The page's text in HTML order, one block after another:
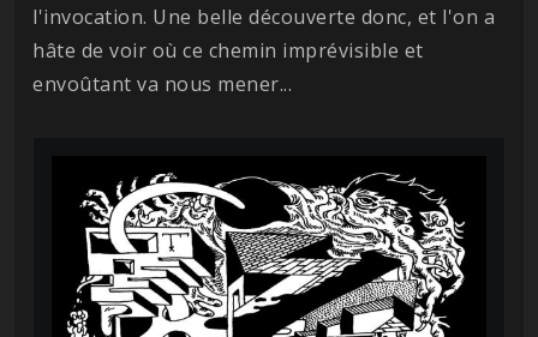
l'invocation. Une belle découverte donc, et l'on a
hâte de voir où ce chemin imprévisible et
envoûtant va nous mener...